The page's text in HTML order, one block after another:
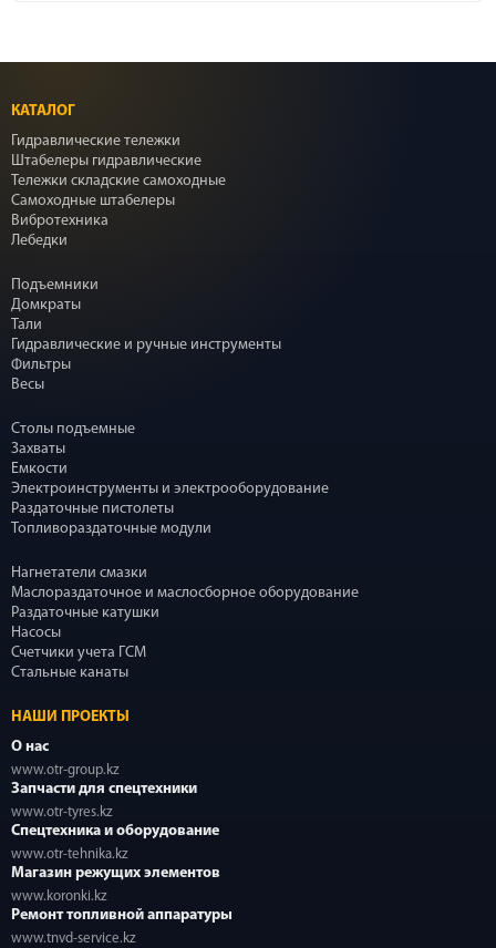
КАТАЛОГ
Гидравлические тележки
Штабелеры гидравлические
Тележки складские самоходные
Самоходные штабелеры
Вибротехника
Лебедки
Подъемники
Домкраты
Тали
Гидравлические и ручные инструменты
Фильтры
Весы
Столы подъемные
Захваты
Емкости
Электроинструменты и электрооборудование
Раздаточные пистолеты
Топливораздаточные модули
Нагнетатели смазки
Маслораздаточное и маслосборное оборудование
Раздаточные катушки
Насосы
Счетчики учета ГСМ
Стальные канаты
НАШИ ПРОЕКТЫ
О нас
www.otr-group.kz
Запчасти для спецтехники
www.otr-tyres.kz
Спецтехника и оборудование
www.otr-tehnika.kz
Магазин режущих элементов
www.koronki.kz
Ремонт топливной аппаратуры
www.tnvd-service.kz